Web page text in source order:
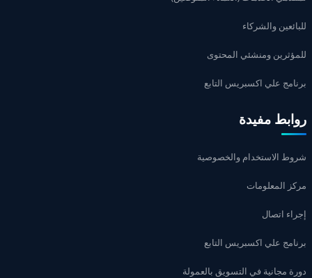
للبائعين والشركاء
للمؤثرين ومنشئي المحتوى
برنامج علي اكسبريس التابع
روابط مفيدة
شروط الاستخدام والخصوصية
مركز المعلومات
إجراء اتصال
برنامج علي اكسبريس التابع
دورة مجانية في التسويق بالعمولة